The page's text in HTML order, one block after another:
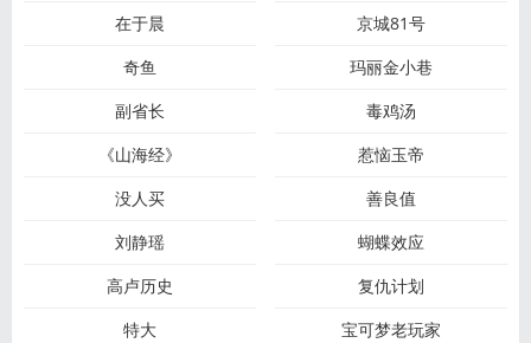
在于晨
京城81号
奇鱼
玛丽金小巷
副省长
毒鸡汤
《山海经》
惹恼玉帝
没人买
善良值
刘静瑶
蝴蝶效应
高卢历史
复仇计划
特大
宝可梦老玩家